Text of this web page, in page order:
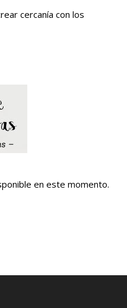
cercanía con los
en este momento.